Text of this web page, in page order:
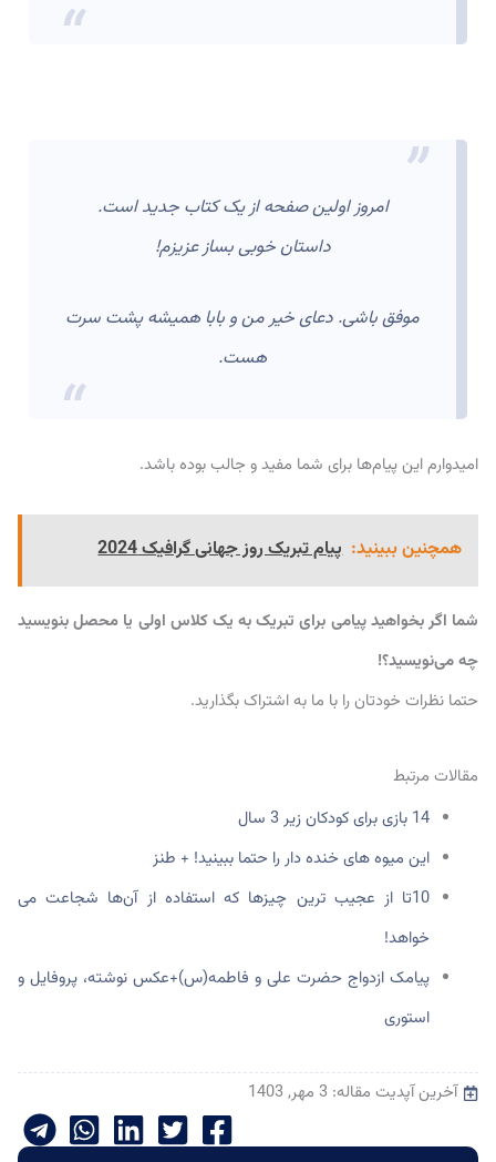
امروز اولین صفحه از یک کتاب جدید است.
داستان خوبی بساز عزیزم!
موفق باشی. دعای خیر من و بابا همیشه پشت سرت
هست.
امیدوارم این پیام‌ها برای شما مفید و جالب بوده باشد.
همچنین ببینید: پیام تبریک روز جهانی گرافیک 2024
شما اگر بخواهید پیامی برای تبریک به یک کلاس اولی یا محصل بنویسید
چه می‌نویسید؟!
حتما نظرات خودتان را با ما به اشتراک بگذارید.
مقالات مرتبط
14 بازی برای کودکان زیر 3 سال
این میوه های خنده دار را حتما ببینید! + طنز
10تا از عجیب ترین چیزها که استفاده از آن‌ها شجاعت می
خواهد!
پیامک ازدواج حضرت علی و فاطمه(س)+عکس نوشته، پروفایل و
استوری
آخرین آپدیت مقاله: 3 مهر, 1403